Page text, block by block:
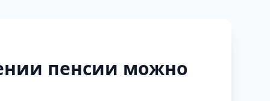
пенсии можно